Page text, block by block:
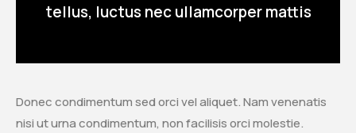
tellus, luctus nec ullamcorper mattis
Donec condimentum sed orci vel aliquet. Nam venenatis
nisi ut urna condimentum, non facilisis orci molestie.